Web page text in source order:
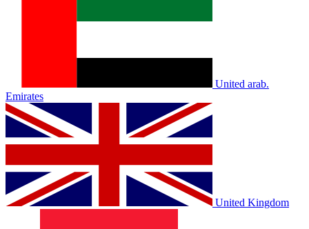
United arab.
Emirates
United Kingdom